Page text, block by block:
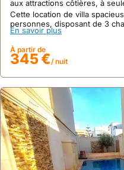
aux attractions côtières, à
Cette location de villa
personnes, disposant de 3
bains, une cuisine équipée et
En savoir plus
À partir de
345 €/ nuit